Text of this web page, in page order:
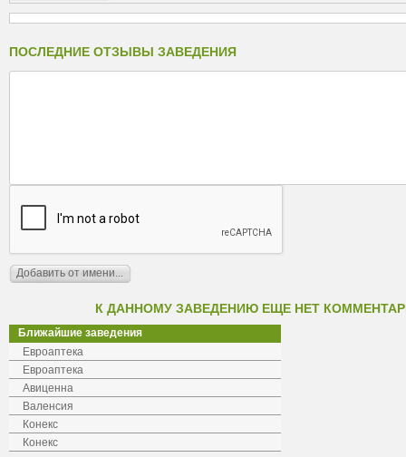
ПОСЛЕДНИЕ ОТЗЫВЫ ЗАВЕДЕНИЯ
К ДАННОМУ ЗАВЕДЕНИЮ ЕЩЕ НЕТ
Ближайшие заведения
Евроаптека
Евроаптека
Авиценна
Валенсия
Конекс
Конекс